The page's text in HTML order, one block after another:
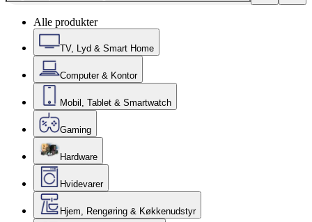
Alle produkter
TV, Lyd & Smart Home
Computer & Kontor
Mobil, Tablet & Smartwatch
Gaming
Hardware
Hvidevarer
Hjem, Rengøring & Køkkenudstyr